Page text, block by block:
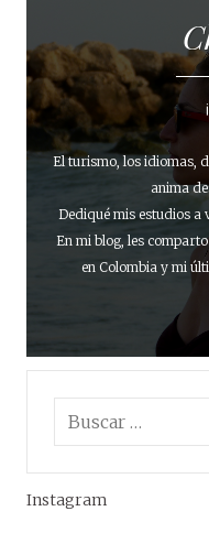
El turismo, los idiomas,
anima
Dediqué mis estudios
En mi blog, les
en Colombia y mi
Instagram